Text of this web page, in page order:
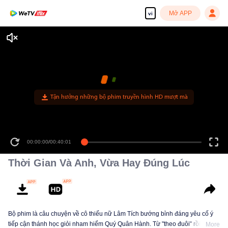
vi Mở APP
Tận hưởng những bộ phim truyền hình HD mượt mà
00:00:00/00:40:01
Thời Gian Và Anh, Vừa Hay Đúng Lúc
Bộ phim là câu chuyện về cô thiếu nữ Lâm Tích bướng bỉnh đáng yêu cố ý
tiếp cận thánh học giỏi nham hiểm Quý Quân Hành. Từ "theo đuôi" rồi dầnMore